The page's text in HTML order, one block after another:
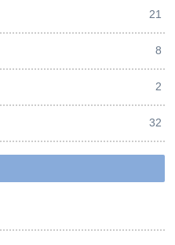
21
8
2
32